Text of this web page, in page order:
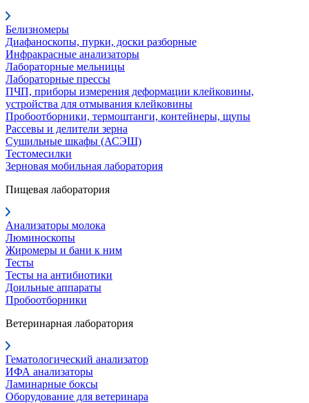
Белизномеры
Диафаноскопы, пурки, доски разборные
Инфракрасные анализаторы
Лабораторные мельницы
Лабораторные прессы
ПЧП, приборы измерения деформации клейковины,
устройства для отмывания клейковины
Пробоотборники, термоштанги, контейнеры, щупы
Рассевы и делители зерна
Сушильные шкафы (АСЭШ)
Тестомесилки
Зерновая мобильная лаборатория
Пищевая лаборатория
Анализаторы молока
Люминоскопы
Жиромеры и бани к ним
Тесты
Тесты на антибиотики
Доильные аппараты
Пробоотборники
Ветеринарная лаборатория
Гематологический анализатор
ИФА анализаторы
Ламинарные боксы
Оборудование для ветеринара